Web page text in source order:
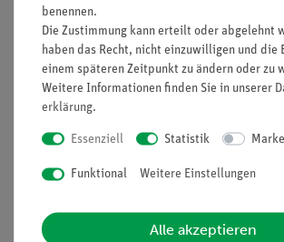
Informationen
Unternehmen
Projekte und Lösungen
Stellenangebote
benennen.
Die Zustimmung kann erteilt oder abgelehnt
haben das Recht, nicht einzuwilligen und die
einem späteren Zeitpunkt zu ändern oder zu
Weitere Informationen finden Sie in unserer
erklärung.
Essenziell Statistik
Funktional Weitere Einstellungen
Alle akzeptieren